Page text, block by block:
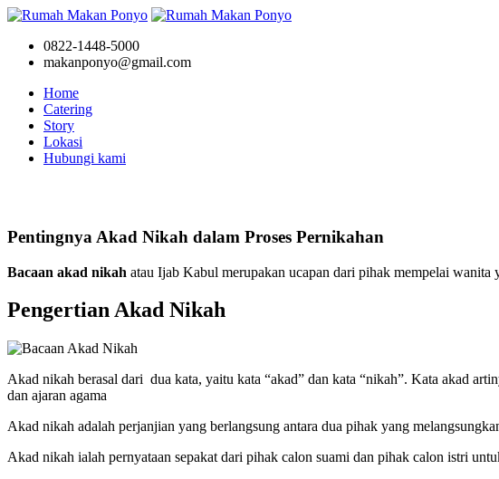
0822-1448-5000
makanponyo@gmail.com
Home
Catering
Story
Lokasi
Hubungi kami
Pentingnya Akad Nikah dalam Proses Pernikahan
Bacaan akad nikah atau Ijab Kabul merupakan ucapan dari pihak mempelai
Pengertian Akad Nikah
Akad nikah berasal dari dua kata, yaitu kata “akad” dan kata “nikah”. Kata akad
dan ajaran agama
Akad nikah adalah perjanjian yang berlangsung antara dua pihak yang
Akad nikah ialah pernyataan sepakat dari pihak calon suami dan pihak calon istri